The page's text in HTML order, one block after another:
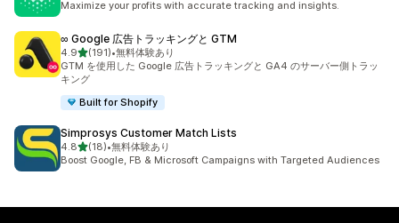
Maximize your profits with accurate tracking and insights.
∞ Google 広告トラッキングと GTM
4.95つ星中
(191)
合計レビュー数：191件
•無料体験あり
GTM を使用した Google 広告トラッキングと GA4 のサーバー側トラッ
キング
Built for Shopify
Simprosys Customer Match Lists
4.85つ星中
(18)
合計レビュー数：18件
•無料体験あり
Boost Google, FB & Microsoft Campaigns with Targeted Audiences